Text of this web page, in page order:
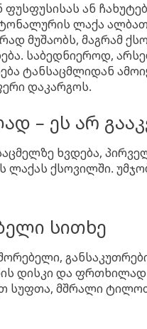
ფუსფუსისას ან
ლაქა
მუშაობს, მაგრამ
საბედნიეროდ,
ტანსაცმლიდან
დაკარგოს.
– ეს არ
ხვდება,
ლაქას ქსოვილში.
სითხე
დისკი და
სუფთა, მშრალი